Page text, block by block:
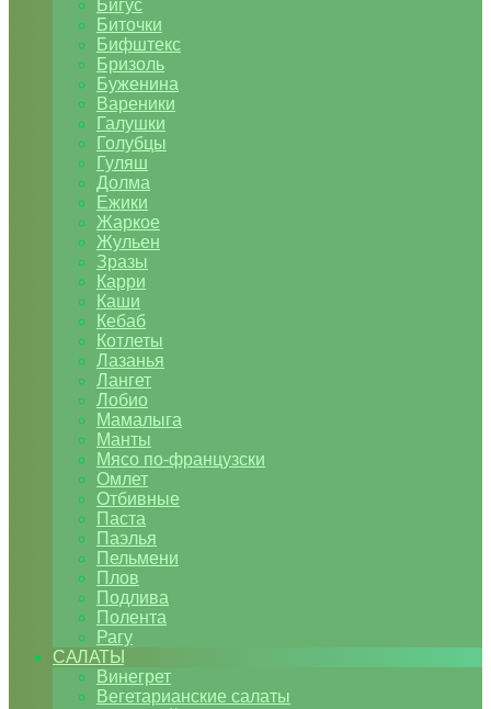
Бигус
Биточки
Бифштекс
Бризоль
Буженина
Вареники
Галушки
Голубцы
Гуляш
Долма
Ежики
Жаркое
Жульен
Зразы
Карри
Каши
Кебаб
Котлеты
Лазанья
Лангет
Лобио
Мамалыга
Манты
Мясо по-французски
Омлет
Отбивные
Паста
Паэлья
Пельмени
Плов
Подлива
Полента
Рагу
САЛАТЫ
Винегрет
Вегетарианские салаты